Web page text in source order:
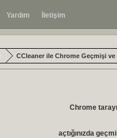
Yardım İletişim
CCleaner ile Chrome Geçmişi
Chrome
açtığınızda